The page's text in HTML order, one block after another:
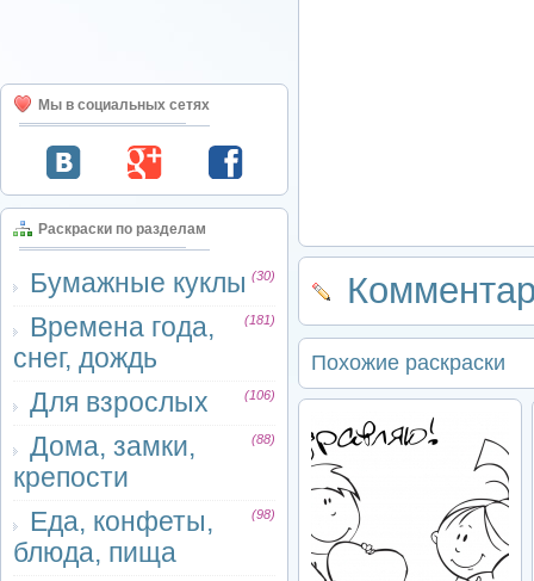
Мы в социальных сетях
Раскраски по разделам
Бумажные куклы (30)
Времена года,
снег, дождь
(181)
Для взрослых (106)
Дома, замки,
крепости
(88)
Еда, конфеты,
блюда, пища
(98)
Похожие раскраски